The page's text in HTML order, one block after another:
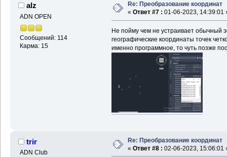
alz
ADN OPEN
Сообщений: 114
Карма: 15
Re: Преобразование координат
« Ответ #7 : 01-06-2023, 14:39:01
Не пойму чем не устраивает обычный
географические координаты точек
именно программное, то чуть позже
trir
ADN Club
Re: Преобразование координат
« Ответ #8 : 02-06-2023, 15:06:01